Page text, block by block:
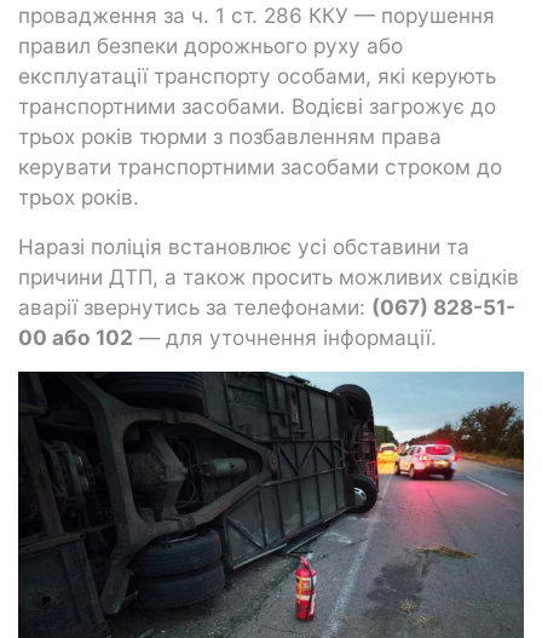
провадження за ч. 1 ст. 286 ККУ — порушення
правил безпеки дорожнього руху або
експлуатації транспорту особами, які керують
транспортними засобами. Водієві загрожує до
трьох років тюрми з позбавленням права
керувати транспортними засобами строком до
трьох років.
Наразі поліція встановлює усі обставини та
причини ДТП, а також просить можливих свідків
аварії звернутись за телефонами: (067) 828-51-
00 або 102 — для уточнення інформації.